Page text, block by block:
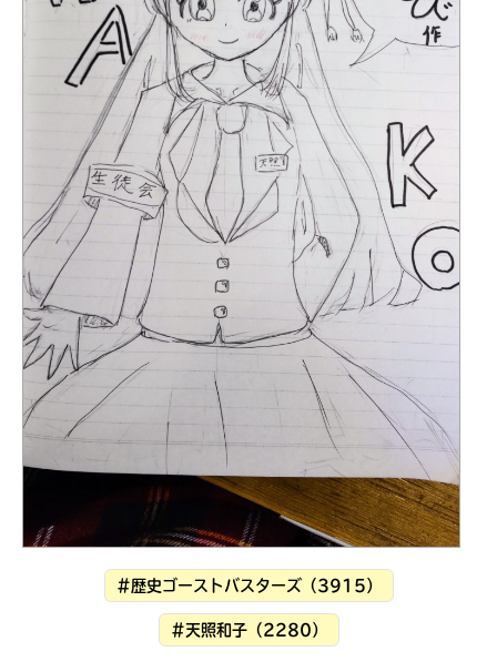
本を飛び出して
みんなとおしゃべり
できる掲示板
#歴史ゴーストバスターズ（3915）
#天照和子（2280）